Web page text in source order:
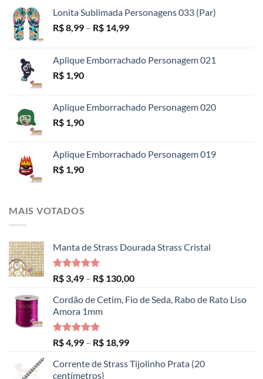
R$ 18,99
Lonita Sublimada Personagens 033 (Par)
R$8,99 – R$ 14,99Faixa
R$ 8,99
Aplique Emborrachado Personagem 021
R$ 1,90
Aplique Emborrachado Personagem 020
R$ 1,90
Aplique Emborrachado Personagem 019
R$ 1,90
MAIS VOTADOS
Manta de Strass Dourada Strass Cristal
Avaliação
5.00
de 5
R$ 3,49 – R$ 130,00Faixa
preço:
Cordão de Cetim, Fio de Seda, Rabo de Rato Liso
Amora 1mm
Avaliação
5.00
de 5
R$4,99 – R$ 18,99Faixa
preço:
Corrente de Strass Tijolinho Prata (20
centímetros)